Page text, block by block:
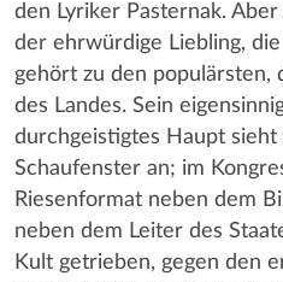
den Lyriker Pasternak.
der ehrwürdige Liebling,
gehört zu den populärsten,
des Landes. Sein
durchgeistigtes Haupt
Schaufenster an; im
Riesenformat neben dem
neben dem Leiter des
Kult getrieben, gegen den